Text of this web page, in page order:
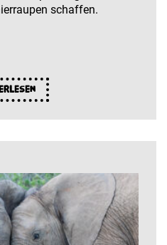
schaffen.